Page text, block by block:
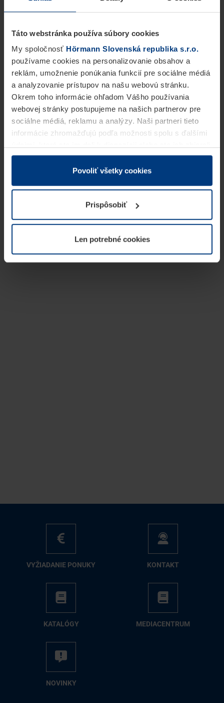
Táto webstránka používa súbory cookies
My spoločnosť Hörmann Slovenská republika s.r.o.
používame cookies na personalizovanie obsahov a
reklám, umožnenie ponúkania funkcií pre sociálne médiá
a analyzovanie prístupov na našu webovú stránku.
Okrem toho informácie ohľadom Vášho používania
webovej stránky postupujeme na našich partnerov pre
sociálne médiá, reklamu a analýzy. Naši partneri tieto
informácie zhromažďujú podľa možnosti spolu s ďalšími
v rámci Vášho využívania služieb.
Z právneho hľadiska môžeme cookies ukladať na Vašom
prevádzku tejto stránky. Pre všetky ostatné typy cookie
potrebujeme Vaše povolenie. Vaše povolenie môžete
kedykoľvek zmeniť alebo odvolať vo vysvetlení cookie
našej webovej stránky.
Povoliť všetky cookies
Prispôsobiť
Len potrebné cookies
VY­ŽIA­DA­NIE PO­NU­KY KON­TAKT
KA­TA­LÓ­GY ME­DIA­CEN­TRUM
NO­VIN­KY